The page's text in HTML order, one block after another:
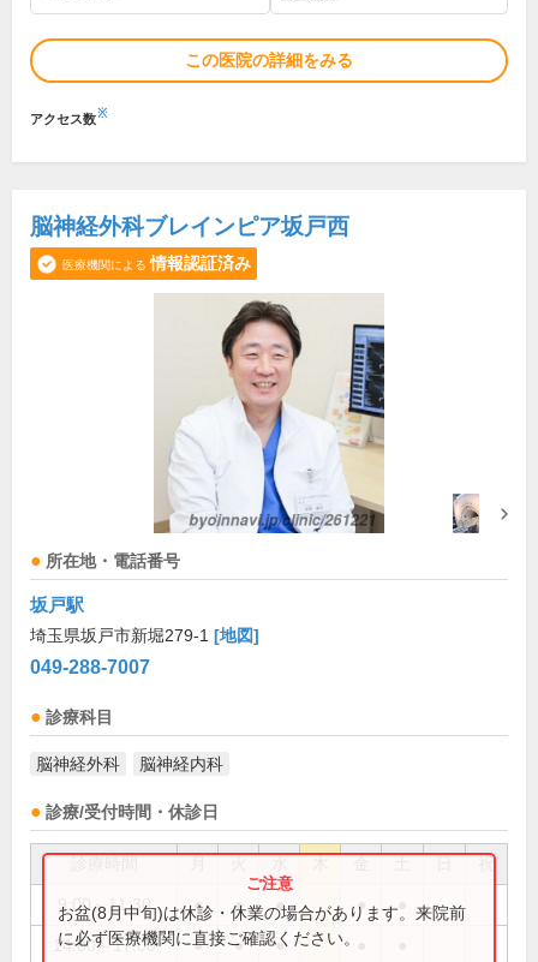
この医院の詳細をみる
アクセス数※
脳神経外科ブレインピア坂戸西
医療機関による 情報認証済み
所在地・電話番号
坂戸駅
埼玉県坂戸市新堀279-1 [地図]
049-288-7007
診療科目
脳神経外科 脳神経内科
診療/受付時間・休診日
祝
9:00～11:30 ● ● ● ●
14:00～17:00 ● ● ●
お盆(8月中旬)は休診・休業の場合があります。来院前
に必ず医療機関に直接ご確認ください。